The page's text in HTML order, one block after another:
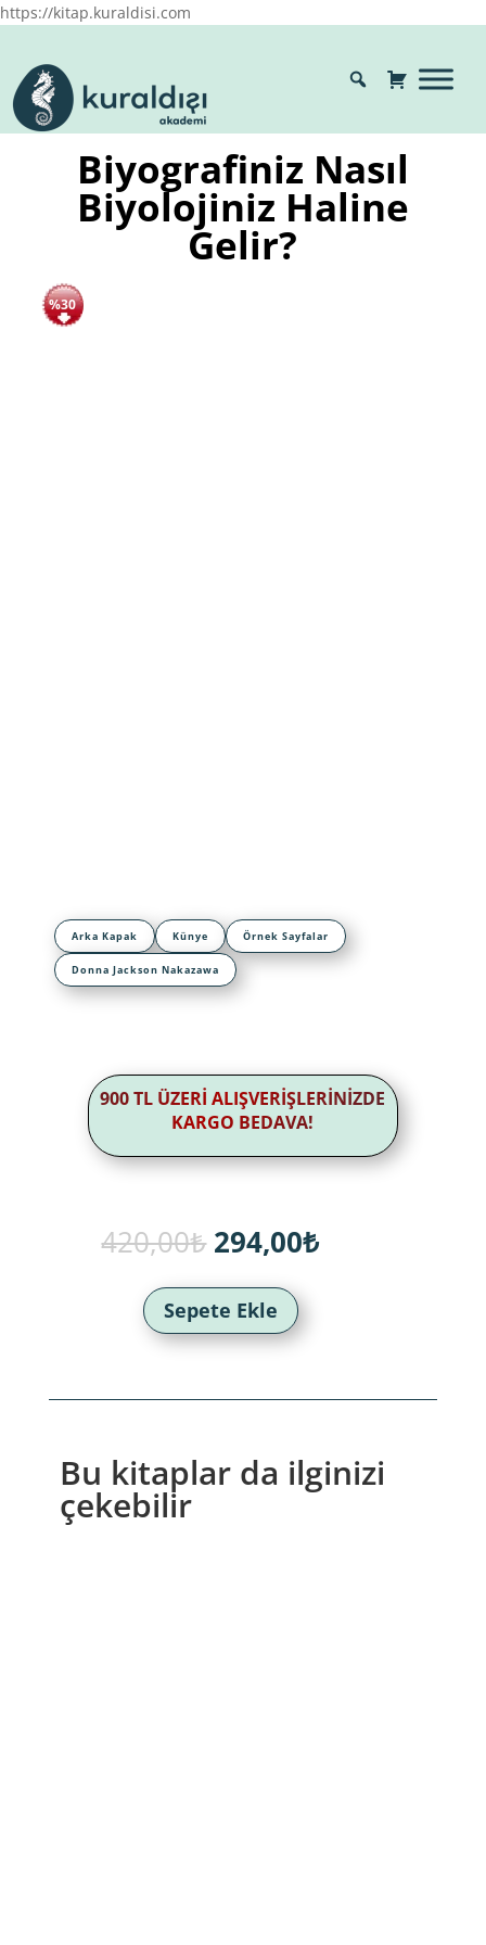
https://kitap.kuraldisi.com
Biyografiniz Nasıl
Biyolojiniz Haline
Gelir?
%30
Arka Kapak Künye Örnek Sayfalar
Donna Jackson Nakazawa
900 TL ÜZERİ ALIŞVERİŞLERİNİZDE
KARGO BEDAVA!
420,00₺ Orijinal
fiyat:
420,00₺.
294,00₺Şu
Sepete Ekle
Bu kitaplar da ilginizi
çekebilir